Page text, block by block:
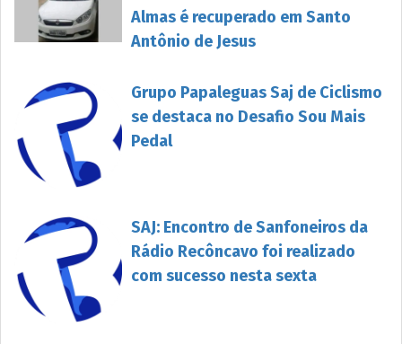
Almas é recuperado em Santo
Antônio de Jesus
Grupo Papaleguas Saj de Ciclismo
se destaca no Desafio Sou Mais
Pedal
SAJ: Encontro de Sanfoneiros da
Rádio Recôncavo foi realizado
com sucesso nesta sexta